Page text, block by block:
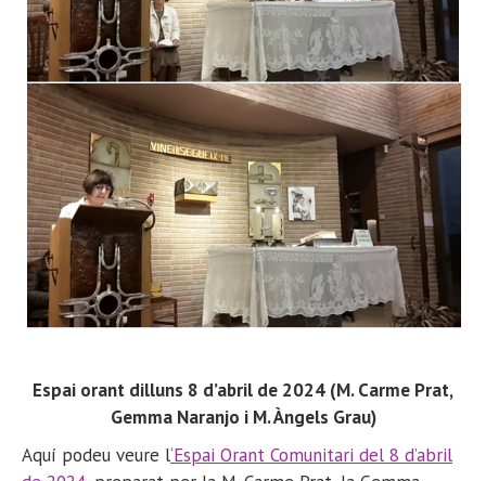
Espai orant dilluns 8 d’abril de 2024 (M. Carme Prat,
Gemma Naranjo i M. Àngels Grau)
Aquí podeu veure l‘Espai Orant Comunitari del 8 d’abril